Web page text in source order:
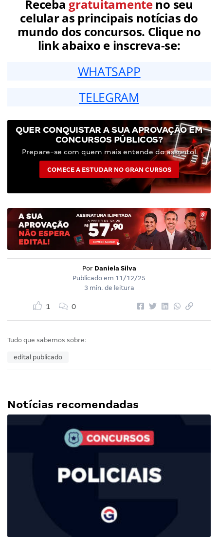
Receba gratuitamenteno seu
celular as principais notícias do
mundo dos concursos. Clique no
link abaixo e inscreva-se:
WHATSAPP
TELEGRAM
QUER CONQUISTAR A SUA APROVAÇÃO EM
CONCURSOS PÚBLICOS?
Prepare-se com quem mais entende do assunto!
COMECE A ESTUDAR NO GRAN CURSOS
Por Daniela Silva
Publicado em 11/12/25
3 min. de leitura
1 0
Tudo que sabemos sobre:
edital publicado
Notícias recomendadas